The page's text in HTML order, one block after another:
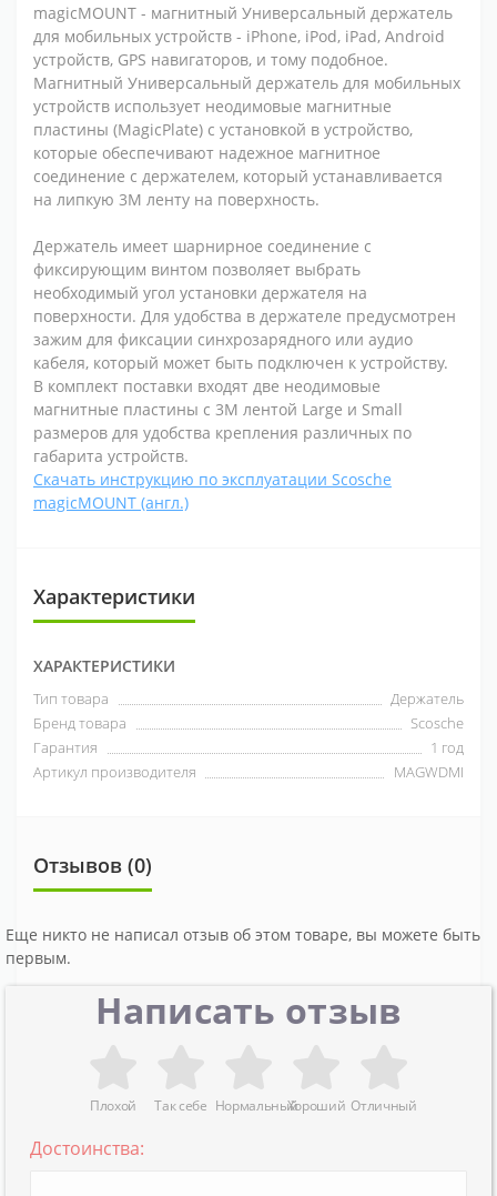
magicMOUNT - магнитный Универсальный держатель
для мобильных устройств - iPhone, iPod, iPad, Android
устройств, GPS навигаторов, и тому подобное.
Магнитный Универсальный держатель для мобильных
устройств использует неодимовые магнитные
пластины (MagicPlate) с установкой в устройство,
которые обеспечивают надежное магнитное
соединение с держателем, который устанавливается
на липкую 3М ленту на поверхность.
Держатель имеет шарнирное соединение с
фиксирующим винтом позволяет выбрать
необходимый угол установки держателя на
поверхности. Для удобства в держателе предусмотрен
зажим для фиксации синхрозарядного или аудио
кабеля, который может быть подключен к устройству.
В комплект поставки входят две неодимовые
магнитные пластины с 3М лентой Large и Small
размеров для удобства крепления различных по
габарита устройств.
Скачать инструкцию по эксплуатации Scosche
magicMOUNT (англ.)
Характеристики
ХАРАКТЕРИСТИКИ
Тип товара
Держатель
Бренд товара
Scosche
Гарантия
1 год
Артикул производителя
MAGWDMI
Отзывов (0)
Еще никто не написал отзыв об этом товаре, вы можете быть
первым.
Написать отзыв
Плохой Так себе НормальныйХороший Отличный
Достоинства: